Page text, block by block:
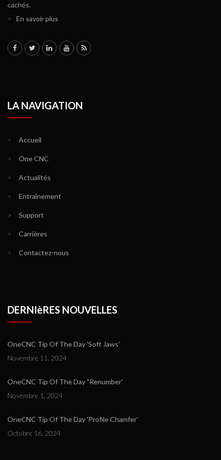
cachés.
>
En savoir plus
LA NAVIGATION
> Accueil
> One CNC
> Actualités
> Entraînement
> Support
> Carrières
> Contactez-nous
DERNIèRES NOUVELLES
OneCNC Tip Of The Day 'Soft Jaws'
Novembre 11, 2024
OneCNC Tip Of The Day "Renumber'
Novembre 1, 2024
OneCNC Tip Of The Day 'Profile Chamfer'
Octobre 16, 2024